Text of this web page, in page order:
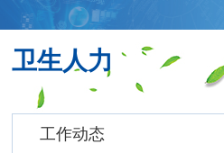
卫生人力
工作动态